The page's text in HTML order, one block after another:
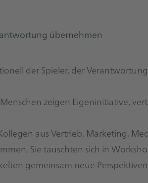
übernehmen
der Spieler, der
zeigen Eigeninitiative,
aus Vertrieb, Marketing,
Sie tauschten sich in
gemeinsam neue